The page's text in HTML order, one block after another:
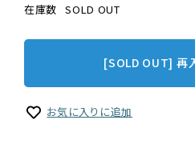
在庫数 SOLD OUT
[SOLD OUT] 再
お気に入りに追加